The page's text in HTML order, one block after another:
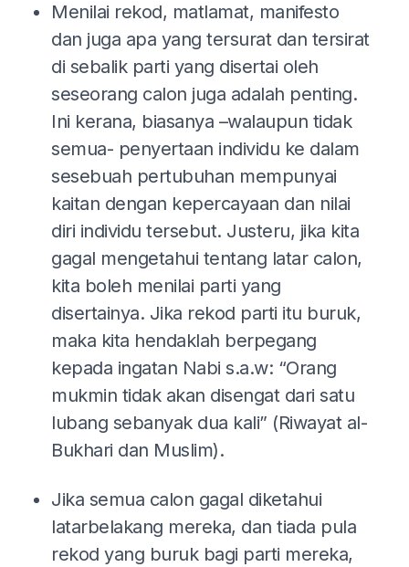
Menilai rekod, matlamat, manifesto
dan juga apa yang tersurat dan tersirat
di sebalik parti yang disertai oleh
seseorang calon juga adalah penting.
Ini kerana, biasanya –walaupun tidak
semua- penyertaan individu ke dalam
sesebuah pertubuhan mempunyai
kaitan dengan kepercayaan dan nilai
diri individu tersebut. Justeru, jika kita
gagal mengetahui tentang latar calon,
kita boleh menilai parti yang
disertainya. Jika rekod parti itu buruk,
maka kita hendaklah berpegang
kepada ingatan Nabi s.a.w: “Orang
mukmin tidak akan disengat dari satu
lubang sebanyak dua kali” (Riwayat al-
Bukhari dan Muslim).
Jika semua calon gagal diketahui
latarbelakang mereka, dan tiada pula
rekod yang buruk bagi parti mereka,